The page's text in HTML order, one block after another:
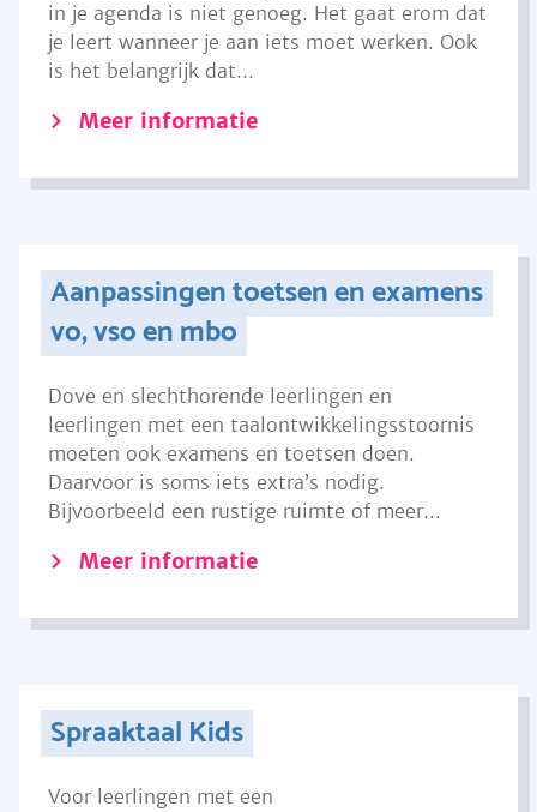
in je agenda is niet genoeg. Het gaat erom dat
je leert wanneer je aan iets moet werken. Ook
is het belangrijk dat...
Meer informatie
Aanpassingen toetsen en examens
vo, vso en mbo
Dove en slechthorende leerlingen en
leerlingen met een taalontwikkelingsstoornis
moeten ook examens en toetsen doen.
Daarvoor is soms iets extra’s nodig.
Bijvoorbeeld een rustige ruimte of meer...
Meer informatie
Spraaktaal Kids
Voor leerlingen met een